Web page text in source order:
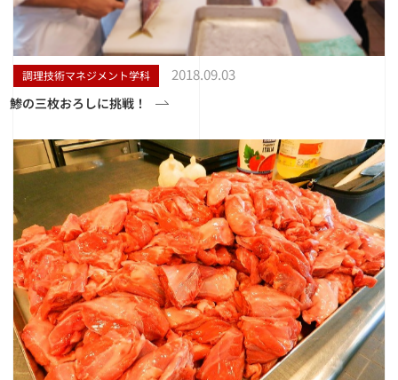
調理技術マネジメント学科 2018.09.03
鯵の三枚おろしに挑戦！